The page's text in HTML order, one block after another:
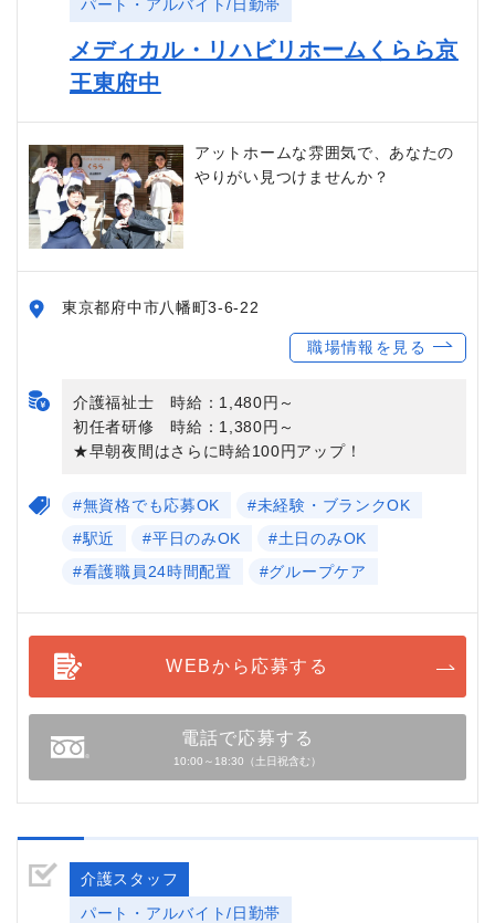
パート・アルバイト/日勤帯
メディカル・リハビリホームくらら京
王東府中
アットホームな雰囲気で、あなたの
やりがい見つけませんか？
東京都府中市八幡町3-6-22
職場情報を見る
介護福祉士 時給：1,480円～
初任者研修 時給：1,380円～
★早朝夜間はさらに時給100円アップ！
#無資格でも応募OK
#未経験・ブランクOK
#駅近
#平日のみOK
#土日のみOK
#看護職員24時間配置
#グループケア
WEBから応募する
電話で応募する
10:00～18:30（土日祝含む）
介護スタッフ
パート・アルバイト/日勤帯